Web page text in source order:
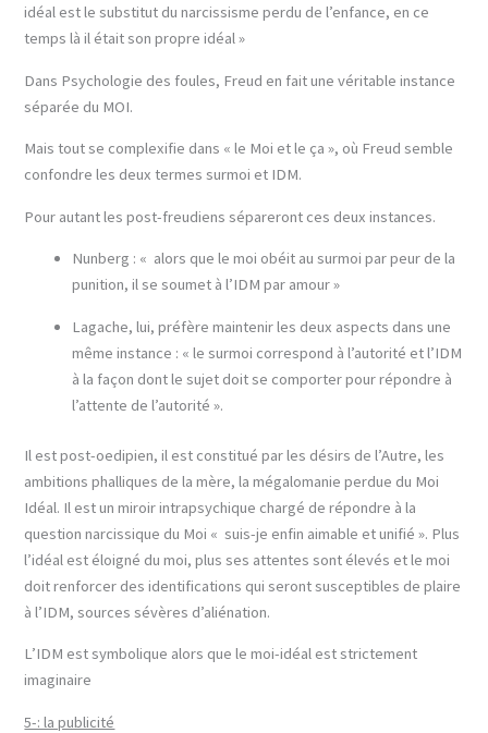
idéal est le substitut du narcissisme perdu de l’enfance, en ce
temps là il était son propre idéal »
Dans Psychologie des foules, Freud en fait une véritable instance
séparée du MOI.
Mais tout se complexifie dans « le Moi et le ça », où Freud semble
confondre les deux termes surmoi et IDM.
Pour autant les post-freudiens sépareront ces deux instances.
Nunberg : « alors que le moi obéit au surmoi par peur de la
punition, il se soumet à l’IDM par amour »
Lagache, lui, préfère maintenir les deux aspects dans une
même instance : « le surmoi correspond à l’autorité et l’IDM
à la façon dont le sujet doit se comporter pour répondre à
l’attente de l’autorité ».
Il est post-oedipien, il est constitué par les désirs de l’Autre, les
ambitions phalliques de la mère, la mégalomanie perdue du Moi
Idéal. Il est un miroir intrapsychique chargé de répondre à la
question narcissique du Moi « suis-je enfin aimable et unifié ». Plus
l’idéal est éloigné du moi, plus ses attentes sont élevés et le moi
doit renforcer des identifications qui seront susceptibles de plaire
à l’IDM, sources sévères d’aliénation.
L’IDM est symbolique alors que le moi-idéal est strictement
imaginaire
5-: la publicité